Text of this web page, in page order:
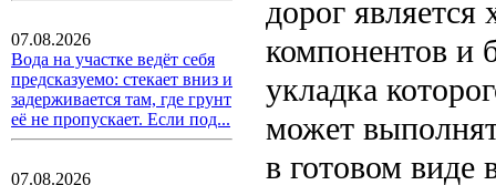
07.08.2026
Вода на участке ведёт себя
предсказуемо: стекает вниз и
задерживается там, где грунт
её не пропускает. Если под...
07.08.2026
дорог
компонентов и
укладка
может
в готовом виде